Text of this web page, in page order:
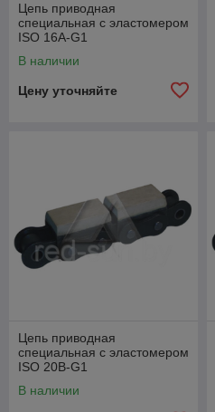
Цепь приводная
специальная с эластомером
ISO 16A-G1
В наличии
Цену уточняйте
Цепь приводная
специальная с эластомером
ISO 20B-G1
В наличии